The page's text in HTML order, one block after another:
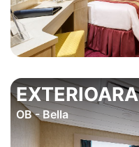
EXTERIOARA
OB - Bella